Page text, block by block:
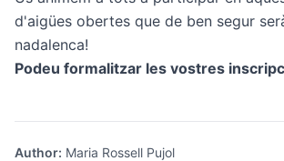
d'aigües obertes que de ben segur
nadalenca!
Podeu formalitzar les vostres
Author: Maria Rossell Pujol